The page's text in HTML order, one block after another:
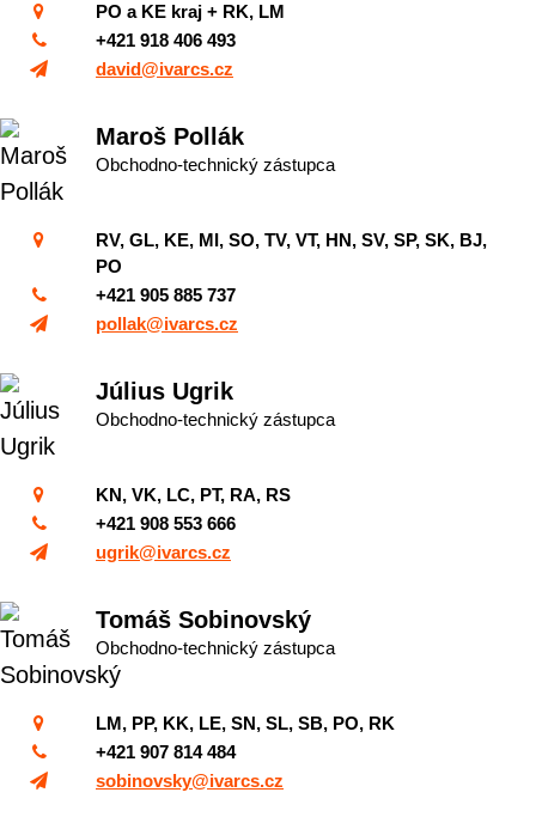
PO a KE kraj + RK, LM
+421 918 406 493
david@ivarcs.cz
Maroš Pollák
Obchodno-technický zástupca
RV, GL, KE, MI, SO, TV, VT, HN, SV, SP, SK, BJ,
PO
+421 905 885 737
pollak@ivarcs.cz
Július Ugrik
Obchodno-technický zástupca
KN, VK, LC, PT, RA, RS
+421 908 553 666
ugrik@ivarcs.cz
Tomáš Sobinovský
Obchodno-technický zástupca
LM, PP, KK, LE, SN, SL, SB, PO, RK
+421 907 814 484
sobinovsky@ivarcs.cz